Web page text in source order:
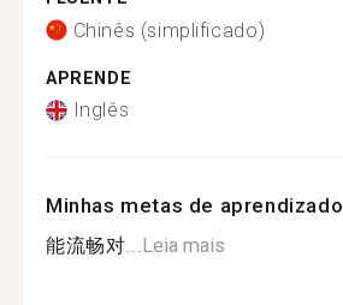
Chinês (simplificado)
APRENDE
Inglês
Minhas metas de aprendizado
能流畅对...Leia mais